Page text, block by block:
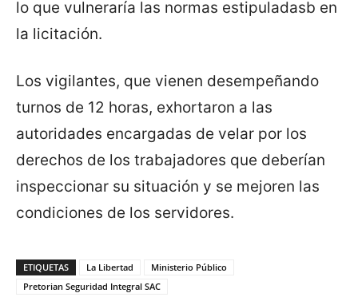
lo que vulneraría las normas estipuladasb en
la licitación.
Los vigilantes, que vienen desempeñando
turnos de 12 horas, exhortaron a las
autoridades encargadas de velar por los
derechos de los trabajadores que deberían
inspeccionar su situación y se mejoren las
condiciones de los servidores.
ETIQUETAS La Libertad
Ministerio Público
Pretorian Seguridad Integral SAC